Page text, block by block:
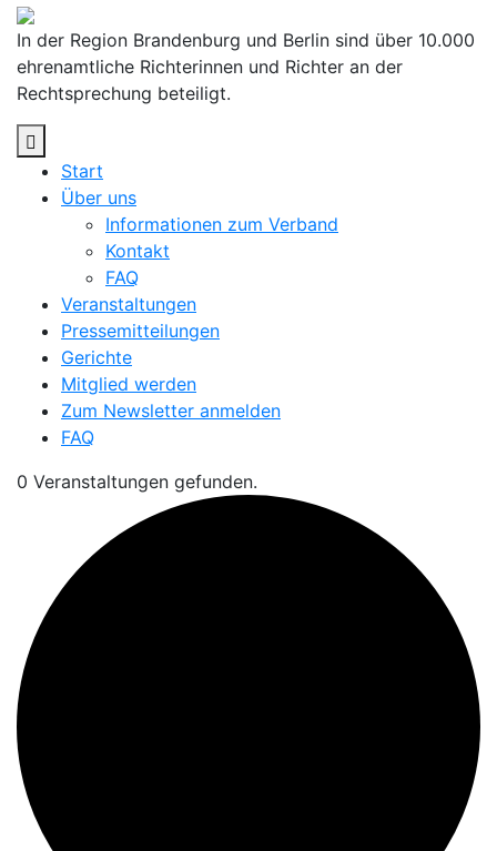
Skip
content
In der Region Brandenburg und Berlin sind über 10.000
ehrenamtliche Richterinnen und Richter an der
Rechtsprechung beteiligt.
Start
Über uns
Informationen zum Verband
Kontakt
FAQ
Veranstaltungen
Pressemitteilungen
Gerichte
Mitglied werden
Zum Newsletter anmelden
FAQ
0 Veranstaltungen gefunden.